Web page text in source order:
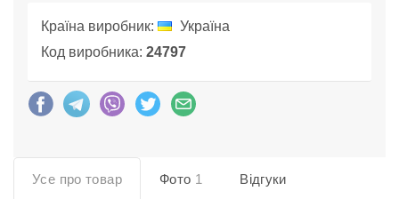
Країна виробник:
Україна
Код виробника: 24797
Усе про товар Фото 1 Відгуки